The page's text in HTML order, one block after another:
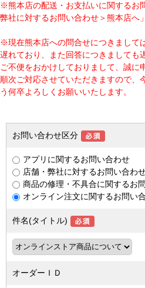
※熊本店の配送・お支払いに関するお
弊社に対するお問い合わせ＞熊本店へ
※現在熊本店への問合せにつきまして
遅れており、また回答につきましても
ご不便をおかけしておりまして、誠に
順次ご対応させていただきますので、
う何卒よろしくお願いいたします。
お問い合わせ区分
アプリに関するお問い合わせ
店舗・弊社に対するお問い合わ
商品の修理・不具合に関するお
オンライン注文に関するお問い
件名(タイトル)
オーダーＩＤ